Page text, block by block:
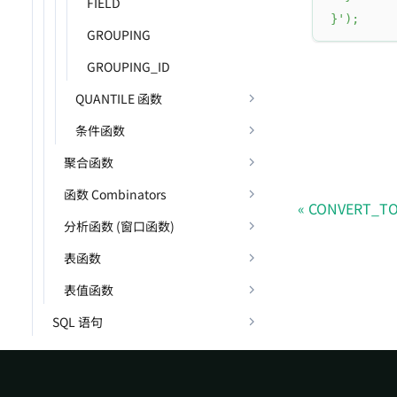
GROUPING
GROUPING_ID
QUANTILE 函数
条件函数
聚合函数
函数 Combinators
分析函数 (窗口函数)
表函数
表值函数
SQL 语句
}' ) ;